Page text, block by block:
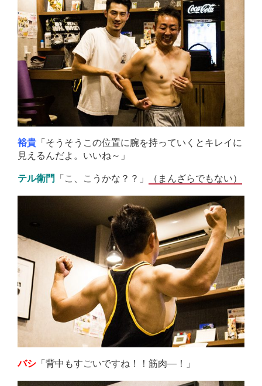
裕貴 「そうそうこの位置に腕を持っていくとキレイに
見えるんだよ。いいね～」
テル衛門 「こ、こうかな？？」 （まんざらでもない）
バシ 「背中もすごいですね！！筋肉―！」